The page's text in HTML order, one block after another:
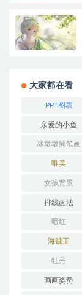
大家都在看
PPT图表
亲爱的小鱼
冰墩墩简笔画
唯美
女孩背景
排线画法
暗红
海贼王
牡丹
画画姿势